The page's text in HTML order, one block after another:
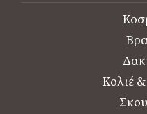
Κολιέ